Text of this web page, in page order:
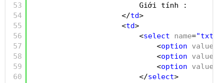
53
54
55
56
57
58
59
60
Giới tính :
</td>
<td>
<select name=
<option value
<option value
<option value
</select>